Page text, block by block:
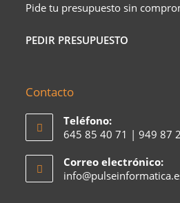
Pide tu presupuesto sin
PEDIR PRESUPUESTO
Contacto
Teléfono:
645 85 40 71 | 949 87
Correo electrónico: